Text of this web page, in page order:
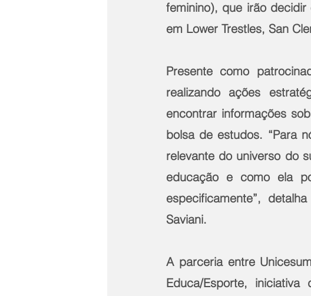
feminino), que irão
em Lower Trestles, San
Presente como
realizando ações
encontrar informações
bolsa de estudos. “Para
relevante do universo do
educação e como ela
especificamente”,
Saviani.
A parceria entre
Educa/Esporte,